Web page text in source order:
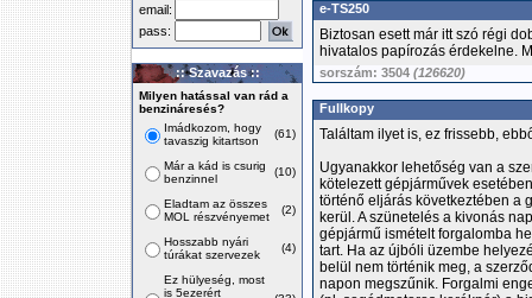
email:
pass:
:: Szavazás ::
Milyen hatással van rád a
benzináresés?
Imádkozom, hogy
tavaszig kitartson
(61)
Már a kád is csurig
benzinnel
(10)
Eladtam az összes
MOL részvényemet
(2)
Hosszabb nyári
túrákat szervezek
(4)
Ez hülyeség, most
is 5ezerért
e-TS250
Biztosan esett már itt szó régi
hivatalos papírozás érdekelne.
sorszám: 3504 (126620)
Fullkopy
Találtam ilyet is, ez frissebb,
Ugyanakkor lehetőség van a
kötelezett gépjárművek
történő eljárás következtében a
kerül. A szünetelés a kivonás
gépjármű ismételt forgalomba
tart. Ha az újbóli üzembe
belül nem történik meg, a
napon megszűnik. Forgalmi